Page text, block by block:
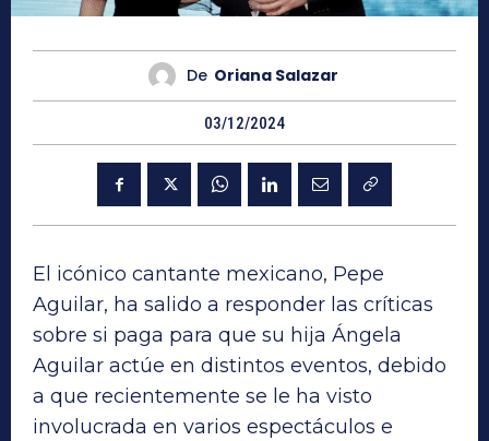
De Oriana Salazar
03/12/2024
El icónico cantante mexicano, Pepe
Aguilar, ha salido a responder las críticas
sobre si paga para que su hija Ángela
Aguilar actúe en distintos eventos, debido
a que recientemente se le ha visto
involucrada en varios espectáculos e